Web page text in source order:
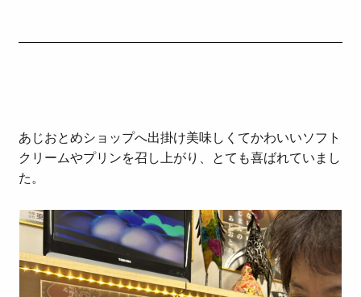
あじおとめショップへ出掛け美味しくてかわいいソフト
クリームやプリンを召し上がり、とても喜ばれていまし
た。